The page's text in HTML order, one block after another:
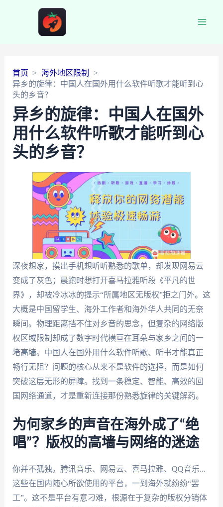
首页
海外地区限制
异乡的旋律：中国人在国外用什么软件听歌才能听到心
头的乡音？
异乡的旋律：中国人在国外
用什么软件听歌才能听到心
头的乡音？
深夜想家，摸出手机想听听熟悉的歌单，却发现网易云
变成了灰色；晨跑时想打开喜马拉雅听段《平凡的世
界》，却被冷冰冰的提示“所属地区无版权”拒之门外。这
大概是中国留学生、海外工作者和海外华人共同的无奈
瞬间。物理距离挡不住对乡音的思念，但复杂的网络版
权区域限制却成了数字时代横亘在耳朵与家乡之间的一
堵高墙。中国人在国外用什么软件听歌、听书才能真正
畅行无阻？问题的核心从来不是软件的选择，而是如何
突破这层无形的屏障。找到一条稳定、智能、高效的回
国网络通道，才是重新连接那份熟悉旋律的关键解药。
为何家乡的声音在海外成了“绝
唱”？版权的高墙与网络的迷途
你并不孤独。腾讯音乐、网易云、喜马拉雅、QQ音乐...
这些在国内随心所欲使用的平台，一到海外就纷纷“罢
工”。这不是平台有意刁难，根源在于复杂的版权分销体